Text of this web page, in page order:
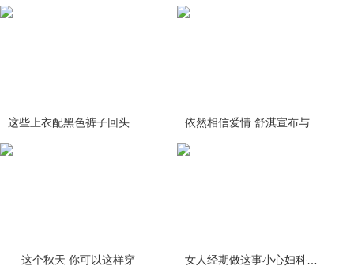
这个秋天 你可以这样穿